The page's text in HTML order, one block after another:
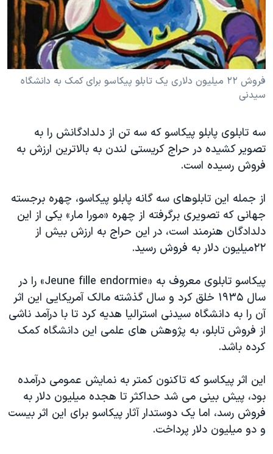
فرهنگ و زندگی
حقوق شهروندی
اقتصادی
علم و فناوری
اسرائیل در جنگ
آرشیو پخش زنده
مستندها
انتخابات ریاست جمهوری آمریکا ۲۰۲۴
حمله جمهوری اسلامی به اسرائیل
رمز مهسا
ورزش زنان در ایران
مجموعه مستندهای دادخواهی
تریبونال مردمی آبان ۹۸
چهل سال گروگان‌گیری
قانون شفافیت دارائی کادر رهبری ایران
اعتراضات مردمی آبان ۹۸
اسرائیل در جنگ
نرگس محمدی برنده جایزه نوبل صلح
همایش محافظه‌کاران آمریکا «سی‌پک»
صفحه‌های ویژه
دنبال کنید
زبانهای مختلف
فروش ۲۲ میلیون دلاری یک تابلو پیکاسو برای کمک به دانشگاه
سیدنی
سه تابلوی پابلو پیکاسو که سه تن از دلدادگانش را به
تصویر کشیده در حراج کریستی لندن به بالاترین ارزش به
فروش رسیده است.
از جمله این تابلوهای سه گانه پابلو پیکاسو، چهره برجسته
جهانی که تصویری برگرفته از چهره «مورا مار» یکی از این
دلدادگان هنرمند است، در این حراج به ارزش بیش از
۲۲میلیون دلار به فروش رسید.
پیکاسو تابلوی معروف به «Jeune fille endormie» را در
سال ۱۹۳۵ خلق کرد و سال گذشته مالک آمریکایی این اثر
آن را به دانشگاه سیدنی استرالیا هدیه کرد تا با درآمد ناشی
از فروش تابلو، به پژوهش های علمی این دانشگاه کمک
کرده باشد.
این اثر پیکاسو که تاکنون کمتر به نمایش عمومی درآمده
بود، پیش بینی می شد حداکثر تا هجده میلیون دلار به
فروش رسد، اما یک دوستدار آثار پیکاسو برای این اثر بیست
و دو میلیون دلار پرداخت.